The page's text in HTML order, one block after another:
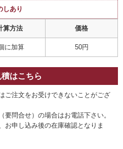
しあり
算方法 価格
に加算 50円
はこちら
ご注文をお受けできないことがござ
問合せ）の場合はお電話下さい。
お申し込み後の在庫確認となりま